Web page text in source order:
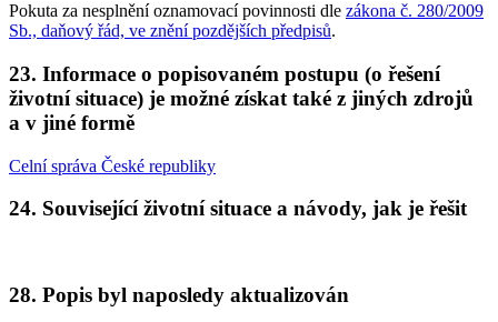
Pokuta za nesplnění oznamovací povinnosti dle zákona č. 280/2009
Sb., daňový řád, ve znění pozdějších předpisů.
23. Informace o popisovaném postupu (o řešení
životní situace) je možné získat také z jiných zdrojů
a v jiné formě
Celní správa České republiky
24. Související životní situace a návody, jak je řešit
28. Popis byl naposledy aktualizován